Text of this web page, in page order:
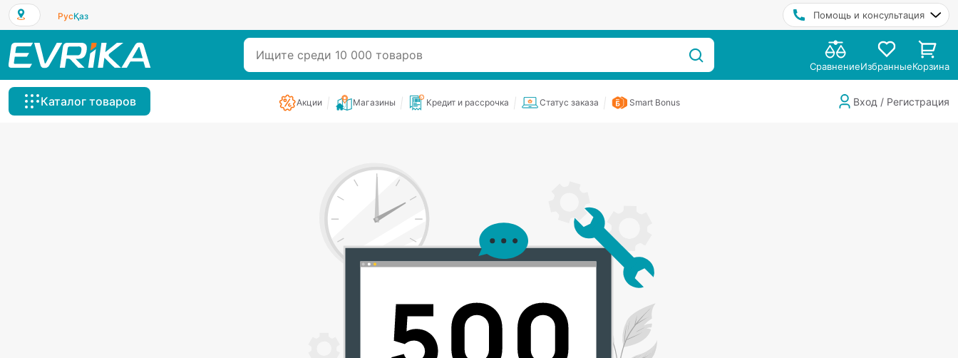
РусҚаз Помощь и консультация
СравнениеИзбранныеКорзина
Каталог товаров Акции Магазины Кредит и рассрочка Статус заказа Smart Bonus Вход / Регистрация